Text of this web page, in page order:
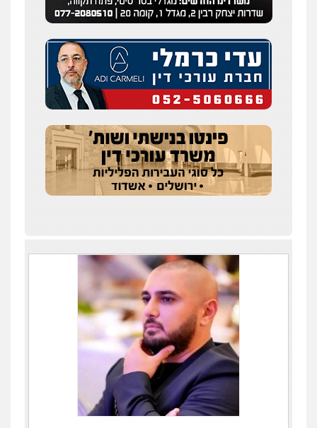
0525060666
גיא זהבי משרד עורכי דין
פלילי משפחה
503456449
עו"ד איהאב ג'לג'ולי
פלילי מעצרים וחקירות עורכי דין לענייני
אסירים